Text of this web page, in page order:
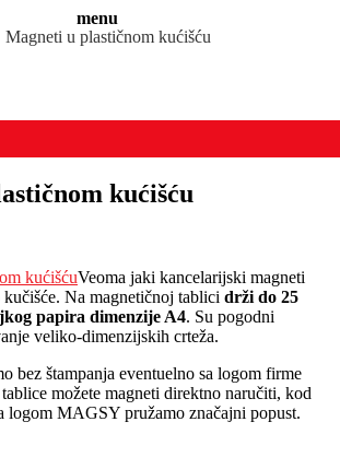
menu
Magneti u plastičnom kućišću
kućišću
Veoma jaki kancelarijski magneti
kučišće. Na magnetičnoj tablici drži do 25
papira dimenzije A4. Su pogodni
veliko-dimenzijskih crteža.
bez štampanja eventuelno sa logom firme
možete magneti direktno naručiti, kod
logom MAGSY pružamo značajni popust.